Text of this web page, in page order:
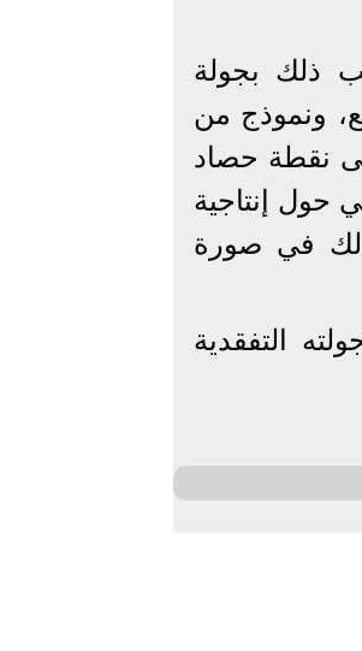
ذلك بجولة
سيادته محطة رفع المياه رقم (٣) نبع، ونموذج من
نقطة حصاد
حول إنتاجية
في صورة
التفقدية